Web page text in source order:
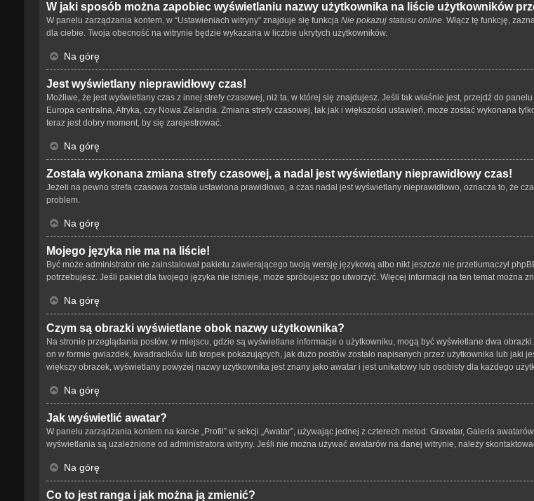
W jaki sposób można zapobiec wyświetlaniu nazwy użytkownika na liście użytkowników
W panelu zarządzania kontem, w “Ustawieniach witryny” znajduje się funkcja Nie pokazuj statusu online. Włącz tę funkcję,
dla ciebie. Twoja obecność na witrynie będzie wykazana w liczbie ukrytych użytkowników.
Na górę
Jest wyświetlany nieprawidłowy czas!
Możliwe, że jest wyświetlany czas z innej strefy czasowej, niż ta, w której się znajdujesz. Jeśli tak właśnie jest, przejdź do
Europa centralna, Afryka, czy Nowa Zelandia. Zmiana strefy czasowej, tak jak i większości ustawień, może zostać wykonana
teraz jest dobry moment, by się zarejestrować.
Na górę
Została wykonana zmiana strefy czasowej, a nadal jest wyświetlany nieprawidłowy czas!
Jeżeli na pewno strefa czasowa została ustawiona prawidłowo, a czas nadal jest wyświetlany nieprawidłowo, oznacza to, że
problem.
Na górę
Mojego języka nie ma na liście!
Być może administrator nie zainstalował pakietu zawierającego twoją wersję językową albo nikt jeszcze nie przetłumaczył
potrzebujesz. Jeśli pakiet dla twojego języka nie istnieje, może spróbujesz go utworzyć. Więcej informacji na ten temat można
Na górę
Czym są obrazki wyświetlane obok nazwy użytkownika?
Na stronie przeglądania postów, w miejscu, gdzie są wyświetlane informacje o użytkowniku, mogą być wyświetlane dwa
on w formie gwiazdek, kwadracików lub kropek pokazujących, jak dużo postów zostało napisanych przez użytkownika lub jaki
większy obrazek, wyświetlany powyżej nazwy użytkownika jest znany jako awatar i jest unikatowy lub osobisty dla każdego
Na górę
Jak wyświetlić awatar?
W panelu zarządzania kontem na karcie „Profil” w sekcji „Awatar”, używając jednej z czterech metod: Gravatar, Galeria
wyświetlania są uzależnione od administratora witryny. Jeśli nie można używać awatarów na danej witrynie, należy
Na górę
Co to jest ranga i jak można ją zmienić?